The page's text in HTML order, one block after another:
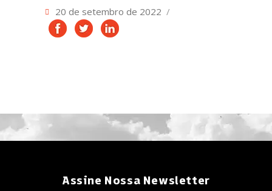
20 de setembro de 2022
Assine Nossa Newsletter